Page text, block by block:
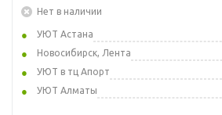
Нет в наличии
УЮТ Астана
Новосибирск, Лента
УЮТ в тц Апорт
УЮТ Алматы